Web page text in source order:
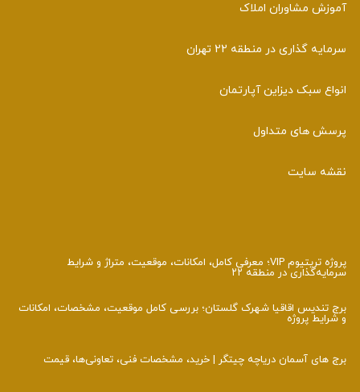
آموزش مشاوران املاک
سرمایه گذاری در منطقه 22 تهران
انواع سبک دیزاین آپارتمان
پرسش های متداول
نقشه سایت
پروژه تریتیوم VIP؛ معرفی کامل، امکانات، موقعیت، متراژ و شرایط
سرمایه‌گذاری در منطقه ۲۲
برج تندیس اقاقیا شهرک گلستان؛ بررسی کامل موقعیت، مشخصات، امکانات
و شرایط پروژه
برج‌ های آسمان دریاچه چیتگر | خرید، مشخصات فنی، تعاونی‌ها، قیمت